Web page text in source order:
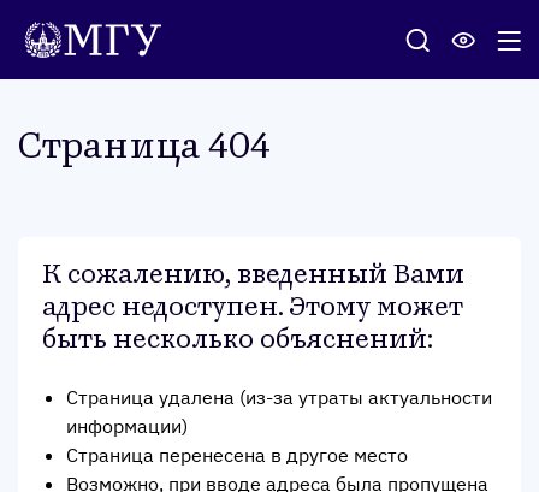
Стра­ница 404
К сожалению, введенный Вами
адрес недоступен. Этому может
быть несколько объяснений:
Страница удалена (из-за утраты актуальности
информации)
Страница перенесена в другое место
Возможно, при вводе адреса была пропущена